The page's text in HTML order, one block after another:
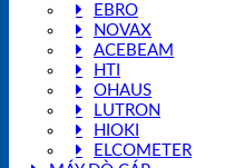
EBRO
NOVAX
ACEBEAM
HTI
OHAUS
LUTRON
HIOKI
ELCOMETER